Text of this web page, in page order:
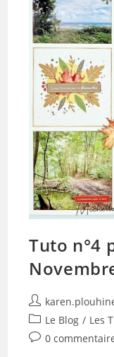
Tuto n°4
Auteur/autrice
de
la
publication :
Post
category:
Le Blog / Les
Commentaires
0